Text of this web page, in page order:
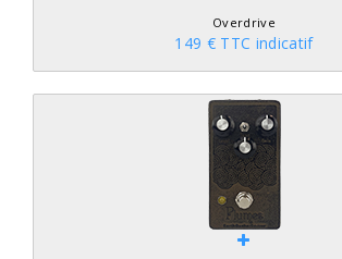
Overdrive
149 € TTC indicatif